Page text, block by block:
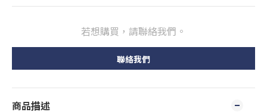
若想購買，請聯絡我們。
聯絡我們
商品描述